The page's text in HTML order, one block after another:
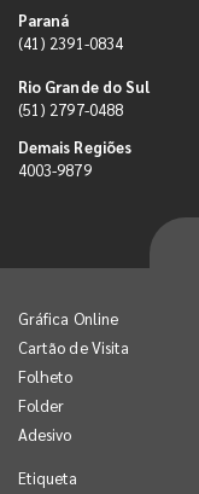
Paraná
(41) 2391-0834
Rio Grande do Sul
(51) 2797-0488
Demais Regiões
4003-9879
Gráfica Online
Cartão de Visita
Folheto
Folder
Adesivo
Etiqueta